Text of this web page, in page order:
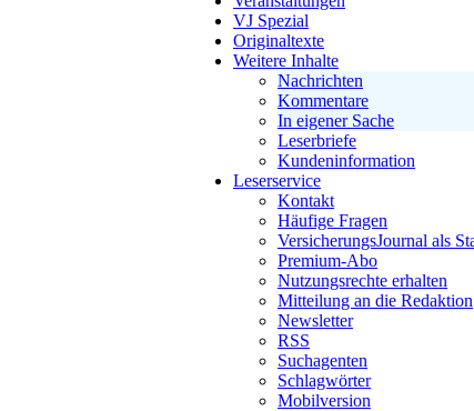
VJ Spezial
Originaltexte
Weitere Inhalte
Nachrichten
Kommentare
In eigener Sache
Leserbriefe
Kundeninformation
Leserservice
Kontakt
Häufige Fragen
VersicherungsJournal als
Premium-Abo
Nutzungsrechte erhalten
Mitteilung an die Redaktion
Newsletter
RSS
Suchagenten
Schlagwörter
Mobilversion